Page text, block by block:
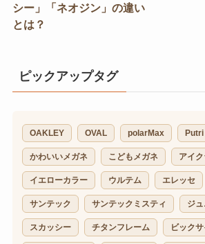
シー」「ネオジン」の違い
とは？
ピックアップタグ
OAKLEY OVAL polarMax Putri
かわいいメガネ こどもメガネ アイ
イエローカラー ウルテム エレッセ
サンテック サンテックミスティ ジ
スカッシー チタンフレーム ビック